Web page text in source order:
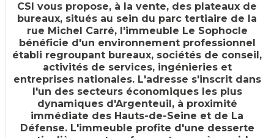
CSI vous propose, à la vente, des plateaux de
bureaux, situés au sein du parc tertiaire de la
rue Michel Carré, l'immeuble Le Sophocle
bénéficie d'un environnement professionnel
établi regroupant bureaux, sociétés de conseil,
activités de services, ingénieries et
entreprises nationales. L'adresse s'inscrit dans
l'un des secteurs économiques les plus
dynamiques d'Argenteuil, à proximité
immédiate des Hauts-de-Seine et de La
Défense. L'immeuble profite d'une desserte